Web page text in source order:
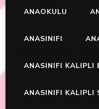
ANAOKULU
ANASINIFI
ANASINIFI KALIPLI
ANASINIFI KALIPLI